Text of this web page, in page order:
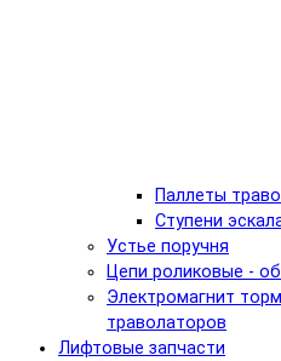
Паллеты
Ступени
Устье поручня
Цепи роликовые -
Электромагнит
траволаторов
Лифтовые запчасти